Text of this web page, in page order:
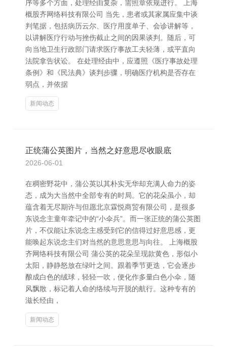
序等多个方面，处理经由复杂，需照章依规进行。 上海
概股齐网络科技有限公司 当先，患者或其家属应集中谈
判笔据，包括病历云尔、医疗用度单子、会诊讲解等，
以讲解医疗行动与挫伤截止之间的因果谈判。随后，可
向当地卫生行政部门请求医疗事故工夫轻薄，或平直向
法院拿告状讼。 在处理经由中，应遵照《医疗事故处理
条例》和《民法典》谈判步骤，明确医疗机构是否存在
弱点，并依据
新闻动态
正统蒲公英图片，当然之好意思尽收眼底
2026-06-01
在稠密野花中，蒲公英以其朴实无华却充满人命力的姿
态，成为大当然中全部专有的时局。它的花朵虽小，却
蕴含着无尽期许与但愿北京霖悦商贸有限公司，是很多
东说念主童年牵记中的“小伞兵”。而一张正统的蒲公英图
片，不仅能让东说念主感受到它的信得过好意思感，更
能唤起东说念主们对当然的意思意思与向往。 上海概股
齐网络科技有限公司 蒲公英的花朵呈现款黄色，形似小
太阳，静静怒放在绿叶之间。跟着季节更迭，它会逐步
酿成白色的绒球，轻轻一吹，便化作多量白色小伞，随
风飘散，标记着人命的络续与开脱的航行。这种专有的
滋长经由，
新闻动态